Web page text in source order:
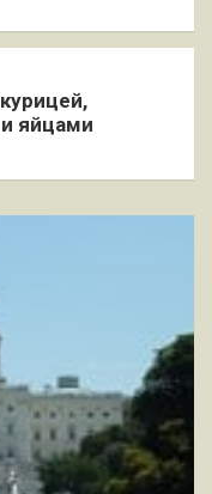
яйцами